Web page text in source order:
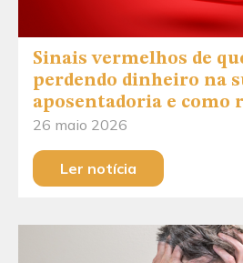
Sinais vermelhos de
perdendo dinheiro na
aposentadoria e como
26 maio 2026
Ler notícia